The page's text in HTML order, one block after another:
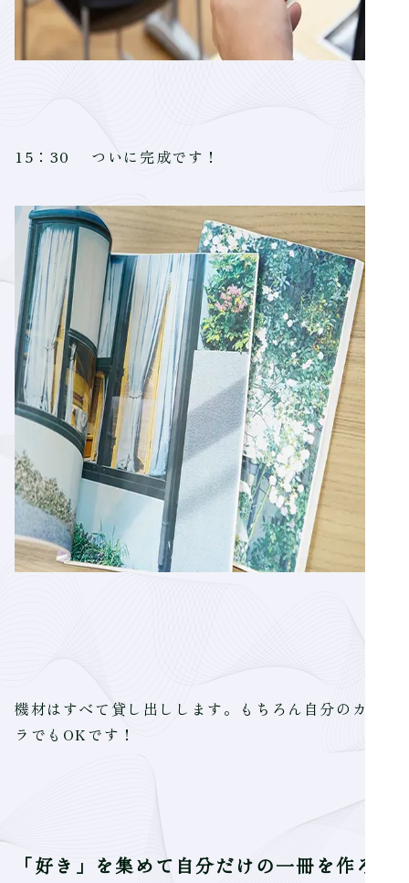
15：30 ついに完成です！
機材はすべて貸し出しします。もちろん自分のカメ
ラでもOKです！
「好き」を集めて自分だけの一冊を作ろ